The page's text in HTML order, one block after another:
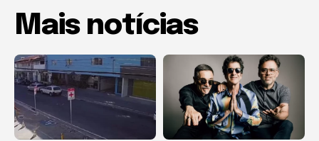
Mais notícias